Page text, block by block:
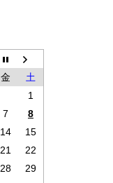
金
土
1
7
8
14
15
21
22
28
29